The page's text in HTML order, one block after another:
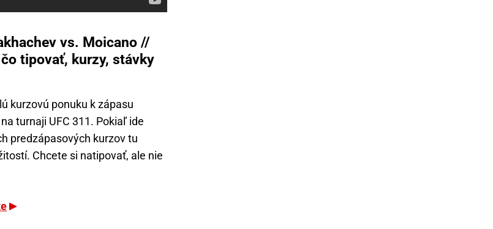
vs. Moicano //
tipovať, kurzy, stávky
kurzovú ponuku k zápasu
turnaji UFC 311. Pokiaľ ide
predzápasových kurzov tu
Chcete si natipovať, ale nie